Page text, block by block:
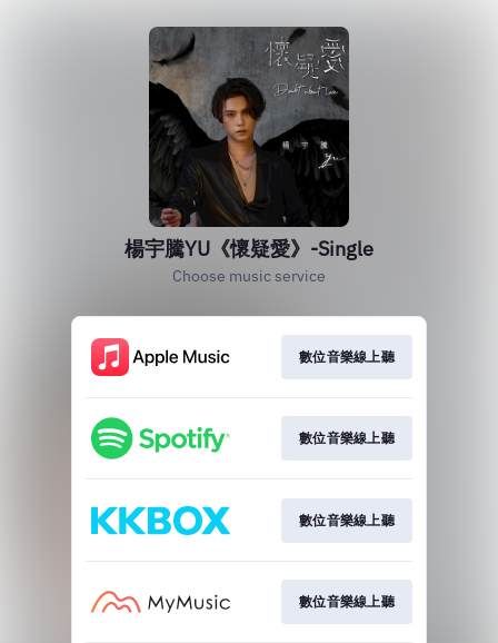
楊宇騰YU《懷疑愛》-Single
Choose music service
數位音樂線上聽
數位音樂線上聽
數位音樂線上聽
數位音樂線上聽